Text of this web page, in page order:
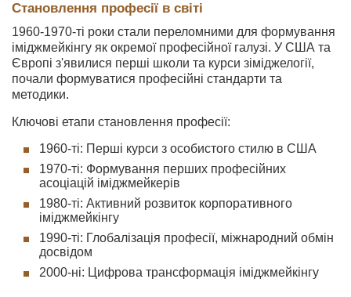
Становлення професії в світі
1960-1970-ті роки стали переломними для формування
іміджмейкінгу як окремої професійної галузі. У США та
Європі з'явилися перші школи та курси зіміджелогії,
почали формуватися професійні стандарти та
методики.
Ключові етапи становлення професії:
1960-ті: Перші курси з особистого стилю в США
1970-ті: Формування перших професійних
асоціацій іміджмейкерів
1980-ті: Активний розвиток корпоративного
іміджмейкінгу
1990-ті: Глобалізація професії, міжнародний обмін
досвідом
2000-ні: Цифрова трансформація іміджмейкінгу